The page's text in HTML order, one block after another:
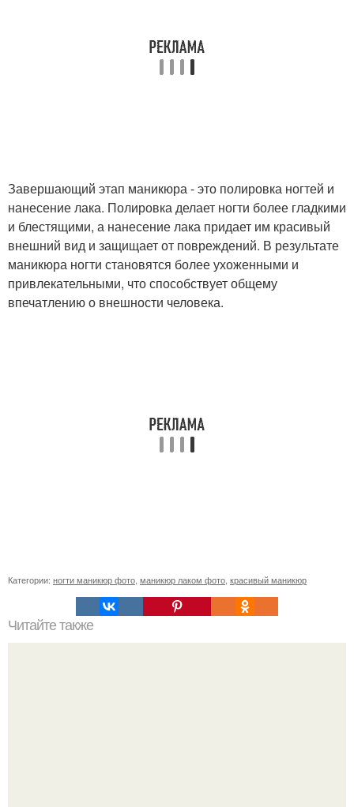
Завершающий этап маникюра - это полировка ногтей и
нанесение лака. Полировка делает ногти более гладкими
и блестящими, а нанесение лака придает им красивый
внешний вид и защищает от повреждений. В результате
маникюра ногти становятся более ухоженными и
привлекательными, что способствует общему
впечатлению о внешности человека.
Категории: ногти маникюр фото маникюр лаком фото красивый маникюр
Читайте также